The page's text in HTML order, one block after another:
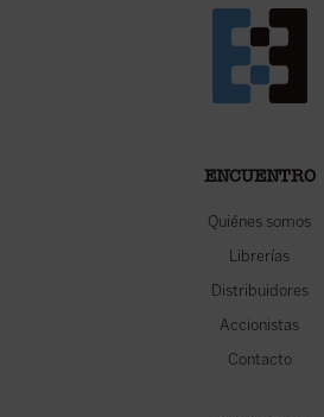
ENCUENTRO
Quiénes somos
Librerías
Distribuidores
Accionistas
Contacto